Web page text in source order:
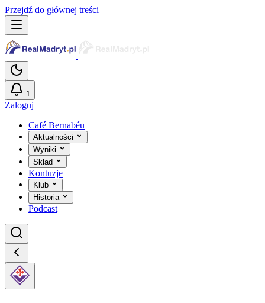
Przejdź do głównej treści
1
Zaloguj
Café Bernabéu
Aktualności
Wyniki
Skład
Kontuzje
Klub
Historia
Podcast